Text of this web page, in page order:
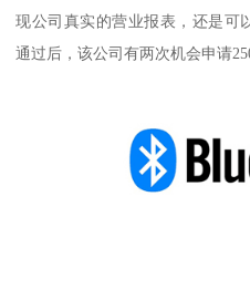
现公司真实的营业报表，还是可
通过后，该公司有两次机会申请